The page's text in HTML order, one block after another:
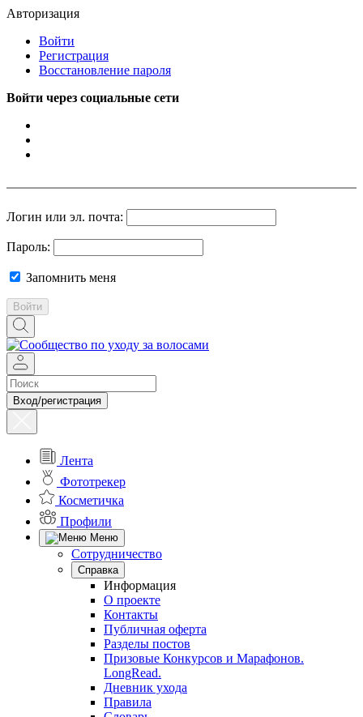
Авторизация
Войти
Регистрация
Восстановление пароля
Войти через социальные сети
Логин или эл. почта:
Пароль:
Запомнить меня
Войти
Вход/регистрация
Лента
Фототрекер
Косметичка
Профили
Меню
Сотрудничество
Справка
Информация
О проекте
Контакты
Публичная оферта
Разделы постов
Призовые Конкурсов и Марафонов.
LongRead.
Дневник ухода
Правила